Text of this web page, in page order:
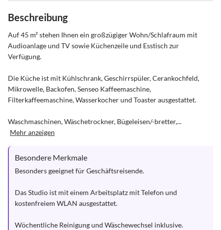
Beschreibung
Auf 45 m² stehen Ihnen ein großzügiger Wohn/Schlafraum mit
Audioanlage und TV sowie Küchenzeile und Esstisch zur
Verfügung.
Die Küche ist mit Kühlschrank, Geschirrspüler, Cerankochfeld,
Mikrowelle, Backofen, Senseo Kaffeemaschine,
Filterkaffeemaschine, Wasserkocher und Toaster ausgestattet.
Waschmaschinen, Wäschetrockner, Bügeleisen/-bretter,...
Mehr anzeigen
Besondere Merkmale
Besonders geeignet für Geschäftsreisende.
Das Studio ist mit einem Arbeitsplatz mit Telefon und
kostenfreiem WLAN ausgestattet.
Wöchentliche Reinigung und Wäschewechsel inklusive.